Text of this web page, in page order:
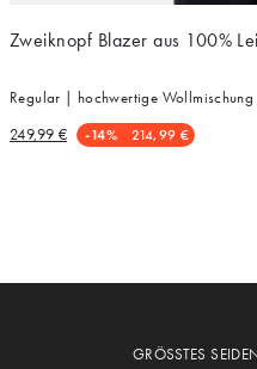
Zweiknopf Blazer aus 100%
Regular | hochwertige
-14% 214,99 €
249,99 €
GRÖSSTES